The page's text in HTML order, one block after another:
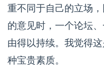
重不同于自己的立场
的意见时，一个论坛
由得以持续。我觉得
种宝贵素质。